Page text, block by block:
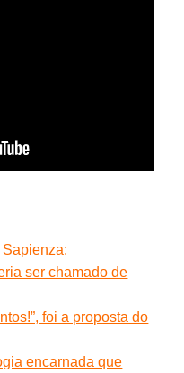
ser chamado de
foi a proposta do
encarnada que